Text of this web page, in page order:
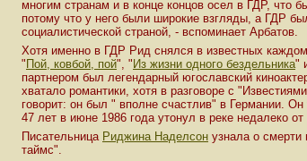
многим странам и в конце концов осел в ГДР, что
потому что у него были широкие взгляды, а ГДР
социалистической страной, - вспоминает Арбатов.
Хотя именно в ГДР Рид снялся в известных
" Пой, ковбой, пой", " Из жизни одного бездельника"
партнером был легендарный югославский
хватало романтики, хотя в разговоре с
говорит: он был " вполне счастлив" в Германии.
47 лет в июне 1986 года утонул в реке недалеко от
Писательница Риджина Наделсон узнала о смерти
таймс".